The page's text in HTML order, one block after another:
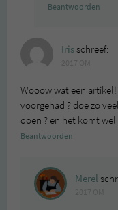
Beantwoorden
Irisschreef:
Wooow wat een
voorgehad ? doe zo
doen ? en het komt wel
Beantwoorden
Merel